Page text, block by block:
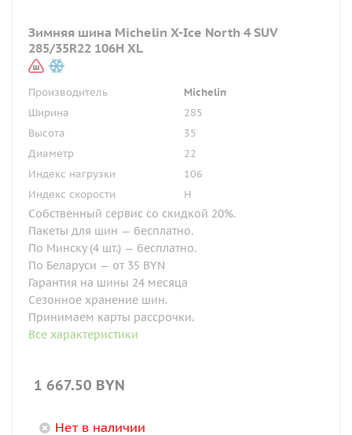
Зимняя шина Michelin X-Ice North 4 SUV
285/35R22 106H XL
Производитель
Michelin
Ширина
285
Высота
35
Диаметр
22
Индекс нагрузки
106
Индекс скорости
H
Собственный сервис со скидкой 20%.
Пакеты для шин — бесплатно.
По Минску (4 шт.) — бесплатно.
По Беларуси — от 35 BYN
Гарантия на шины 24 месяца
Сезонное хранение шин.
Принимаем карты рассрочки.
Все характеристики
1 667.50 BYN
Нет в наличии